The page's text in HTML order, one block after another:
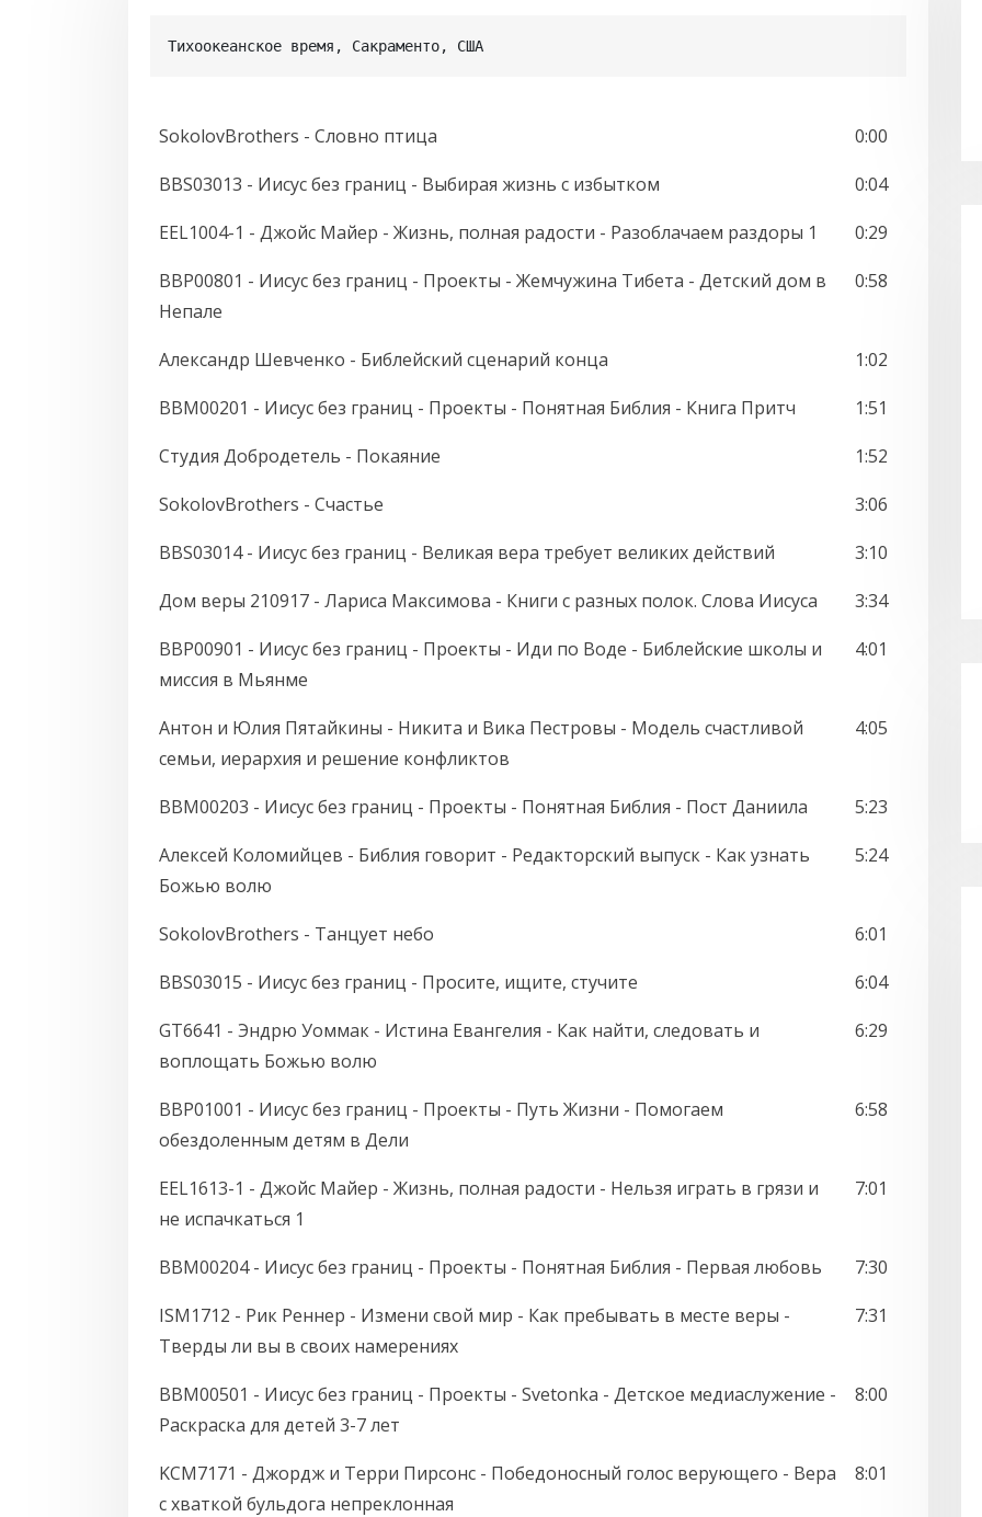
Тихоокеанское время, Сакраменто, США
SokolovBrothers - Словно птица
0:00
BBS03013 - Иисус без границ - Выбирая жизнь с избытком
0:04
EEL1004-1 - Джойс Майер - Жизнь, полная радости - Разоблачаем раздоры 1
0:29
BBP00801 - Иисус без границ - Проекты - Жемчужина Тибета - Детский дом в
Непале
0:58
Александр Шевченко - Библейский сценарий конца
1:02
BBM00201 - Иисус без границ - Проекты - Понятная Библия - Книга Притч
1:51
Студия Добродетель - Покаяние
1:52
SokolovBrothers - Счастье
3:06
BBS03014 - Иисус без границ - Великая вера требует великих действий
3:10
Дом веры 210917 - Лариса Максимова - Книги с разных полок. Слова Иисуса
3:34
BBP00901 - Иисус без границ - Проекты - Иди по Воде - Библейские школы и
миссия в Мьянме
4:01
Антон и Юлия Пятайкины - Никита и Вика Пестровы - Модель счастливой
семьи, иерархия и решение конфликтов
4:05
BBM00203 - Иисус без границ - Проекты - Понятная Библия - Пост Даниила
5:23
Алексей Коломийцев - Библия говорит - Редакторский выпуск - Как узнать
Божью волю
5:24
SokolovBrothers - Танцует небо
6:01
BBS03015 - Иисус без границ - Просите, ищите, стучите
6:04
GT6641 - Эндрю Уоммак - Истина Евангелия - Как найти, следовать и
воплощать Божью волю
6:29
BBP01001 - Иисус без границ - Проекты - Путь Жизни - Помогаем
обездоленным детям в Дели
6:58
EEL1613-1 - Джойс Майер - Жизнь, полная радости - Нельзя играть в грязи и
не испачкаться 1
7:01
BBM00204 - Иисус без границ - Проекты - Понятная Библия - Первая любовь
7:30
ISM1712 - Рик Реннер - Измени свой мир - Как пребывать в месте веры -
Тверды ли вы в своих намерениях
7:31
BBM00501 - Иисус без границ - Проекты - Svetonka - Детское медиаслужение -
Раскраска для детей 3-7 лет
8:00
KCM7171 - Джордж и Терри Пирсонс - Победоносный голос верующего - Вера
с хваткой бульдога непреклонная
8:01